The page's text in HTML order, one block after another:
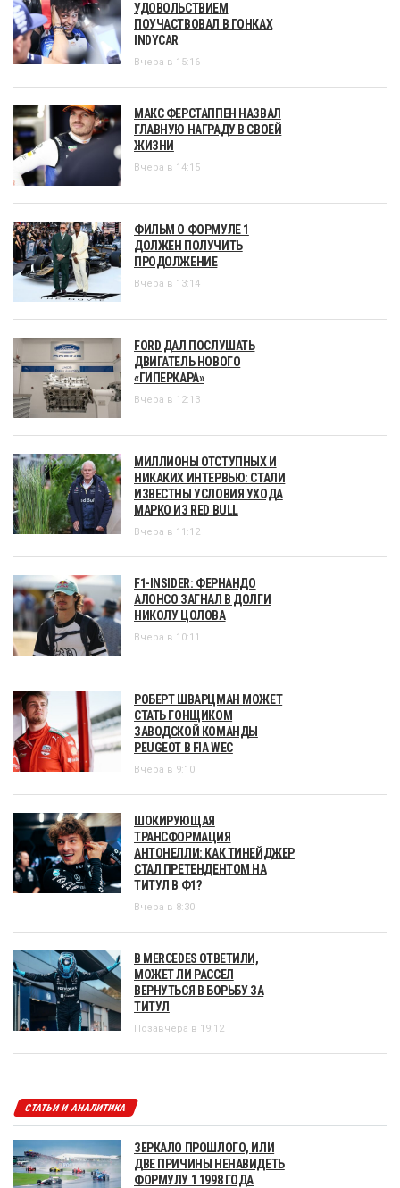
УДОВОЛЬСТВИЕМ
ПОУЧАСТВОВАЛ В ГОНКАХ
INDYCAR
Вчера в 15:16
МАКС ФЕРСТАППЕН НАЗВАЛ
ГЛАВНУЮ НАГРАДУ В СВОЕЙ
ЖИЗНИ
Вчера в 14:15
ФИЛЬМ О ФОРМУЛЕ 1
ДОЛЖЕН ПОЛУЧИТЬ
ПРОДОЛЖЕНИЕ
Вчера в 13:14
FORD ДАЛ ПОСЛУШАТЬ
ДВИГАТЕЛЬ НОВОГО
«ГИПЕРКАРА»
Вчера в 12:13
МИЛЛИОНЫ ОТСТУПНЫХ И
НИКАКИХ ИНТЕРВЬЮ: СТАЛИ
ИЗВЕСТНЫ УСЛОВИЯ УХОДА
МАРКО ИЗ RED BULL
Вчера в 11:12
F1-INSIDER: ФЕРНАНДО
АЛОНСО ЗАГНАЛ В ДОЛГИ
НИКОЛУ ЦОЛОВА
Вчера в 10:11
РОБЕРТ ШВАРЦМАН МОЖЕТ
СТАТЬ ГОНЩИКОМ
ЗАВОДСКОЙ КОМАНДЫ
PEUGEOT В FIA WEC
Вчера в 9:10
ШОКИРУЮЩАЯ
ТРАНСФОРМАЦИЯ
АНТОНЕЛЛИ: КАК ТИНЕЙДЖЕР
СТАЛ ПРЕТЕНДЕНТОМ НА
ТИТУЛ В Ф1?
Вчера в 8:30
В MERCEDES ОТВЕТИЛИ,
МОЖЕТ ЛИ РАССЕЛ
ВЕРНУТЬСЯ В БОРЬБУ ЗА
ТИТУЛ
Позавчера в 19:12
СТАТЬИ И АНАЛИТИКА
ЗЕРКАЛО ПРОШЛОГО, ИЛИ
ДВЕ ПРИЧИНЫ НЕНАВИДЕТЬ
ФОРМУЛУ 1 1998 ГОДА